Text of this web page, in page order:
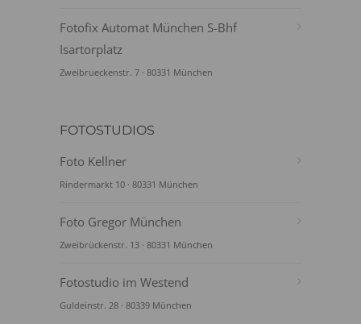
Fotofix Automat München S-Bhf
Isartorplatz
Zweibrueckenstr. 7 · 80331 München
FOTOSTUDIOS
Foto Kellner
Rindermarkt 10 · 80331 München
Foto Gregor München
Zweibrückenstr. 13 · 80331 München
Fotostudio im Westend
Guldeinstr. 28 · 80339 München